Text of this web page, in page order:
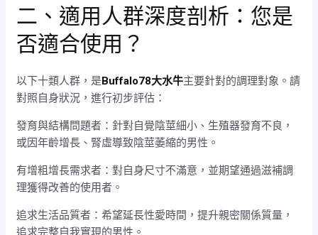
二、適用人群深度剖析：您是
否適合使用？
以下十類人群，是Buffalo78大水牛主要針對的調理對象。請
對照自身狀況，進行初步評估：
發育與結構問題者：針對自覺陰莖細小、生殖器發育不良，
或因年齡增長、腎虛導致陰莖萎縮的男性。
有增粗增長需求者：對自身尺寸不滿意，並期望通過滋補調
理獲得改善的使用者。
追求生活品質者：希望延長性愛時間，提升親密關係質量，
追求完整自我實現的男性。